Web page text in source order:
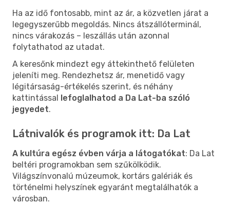
Ha az idő fontosabb, mint az ár, a közvetlen járat a
legegyszerűbb megoldás. Nincs átszállóterminál,
nincs várakozás – leszállás után azonnal
folytathatod az utadat.
A keresőnk mindezt egy áttekinthető felületen
jeleníti meg. Rendezhetsz ár, menetidő vagy
légitársaság-értékelés szerint, és néhány
kattintással lefoglalhatod a Da Lat-ba szóló
jegyedet.
Látnivalók és programok itt: Da Lat
A kultúra egész évben várja a látogatókat: Da Lat
beltéri programokban sem szűkölködik.
Világszínvonalú múzeumok, kortárs galériák és
történelmi helyszínek egyaránt megtalálhatók a
városban.